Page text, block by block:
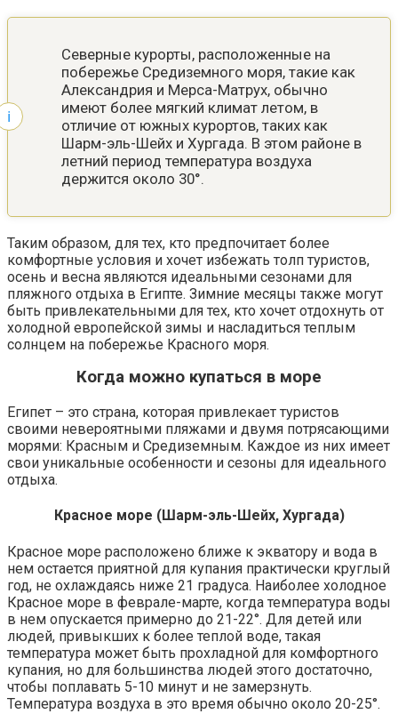
Северные курорты, расположенные на
побережье Средиземного моря, такие как
Александрия и Мерса-Матрух, обычно
имеют более мягкий климат летом, в
отличие от южных курортов, таких как
Шарм-эль-Шейх и Хургада. В этом районе в
летний период температура воздуха
держится около 30°.
Таким образом, для тех, кто предпочитает более
комфортные условия и хочет избежать толп туристов,
осень и весна являются идеальными сезонами для
пляжного отдыха в Египте. Зимние месяцы также могут
быть привлекательными для тех, кто хочет отдохнуть от
холодной европейской зимы и насладиться теплым
солнцем на побережье Красного моря.
Когда можно купаться в море
Египет – это страна, которая привлекает туристов
своими невероятными пляжами и двумя потрясающими
морями: Красным и Средиземным. Каждое из них имеет
свои уникальные особенности и сезоны для идеального
отдыха.
Красное море (Шарм-эль-Шейх, Хургада)
Красное море расположено ближе к экватору и вода в
нем остается приятной для купания практически круглый
год, не охлаждаясь ниже 21 градуса. Наиболее холодное
Красное море в феврале-марте, когда температура воды
в нем опускается примерно до 21-22°. Для детей или
людей, привыкших к более теплой воде, такая
температура может быть прохладной для комфортного
купания, но для большинства людей этого достаточно,
чтобы поплавать 5-10 минут и не замерзнуть.
Температура воздуха в это время обычно около 20-25°.